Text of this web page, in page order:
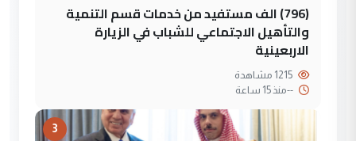
(796) الف مستفيد من خدمات قسم التنمية
والتأهيل الاجتماعي للشباب في الزيارة
الاربعينية
--منذ 15 ساعة
3